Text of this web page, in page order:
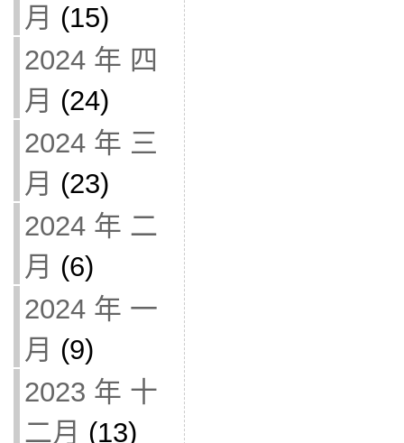
月 (15)
2024 年 四
月 (24)
2024 年 三
月 (23)
2024 年 二
月 (6)
2024 年 一
月 (9)
2023 年 十
二月 (13)